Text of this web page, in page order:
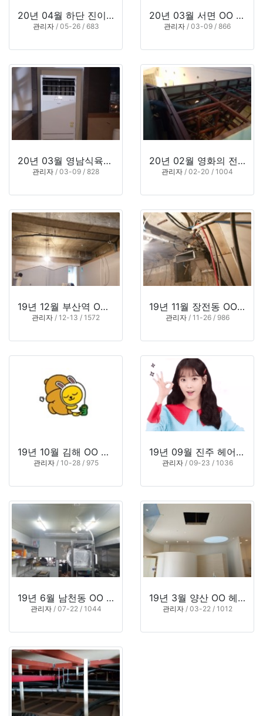
20년 04월 하단 진이찬방
관리자/ 05-26 / 683
20년 03월 서면 OO 네일아트
관리자 / 03-09 / 866
20년 03월 영남식육식당
관리자 / 03-09 / 828
20년 02월 영화의 전당
관리자 / 02-20 / 1004
19년 12월 부산역 OO 카페
관리자 / 12-13 / 1572
19년 11월 장전동 OO Bar
관리자/ 11-26 / 986
19년 10월 김해 OO 커피숍
관리자/ 10-28 / 975
19년 09월 진주 헤어샵
관리자/ 09-23 / 1036
19년 6월 남천동 OO 레스토랑
관리자/ 07-22 / 1044
19년 3월 양산 OO 헤어샵
관리자/ 03-22 / 1012